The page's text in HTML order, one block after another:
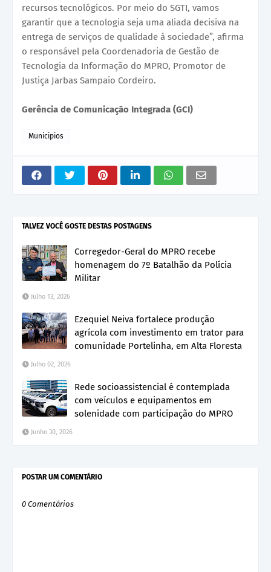
recursos tecnológicos. Por meio do SGTI, vamos
garantir que a tecnologia seja uma aliada decisiva na
entrega de serviços de qualidade à sociedade”, afirma
o responsável pela Coordenadoria de Gestão de
Tecnologia da Informação do MPRO, Promotor de
Justiça Jarbas Sampaio Cordeiro.
Gerência de Comunicação Integrada (GCI)
Municipios
TALVEZ VOCÊ GOSTE DESTAS POSTAGENS
Corregedor-Geral do MPRO recebe
homenagem do 7º Batalhão da Polícia
Militar
Julho 13, 2026
Ezequiel Neiva fortalece produção
agrícola com investimento em trator para
comunidade Portelinha, em Alta Floresta
Julho 02, 2026
Rede socioassistencial é contemplada
com veículos e equipamentos em
solenidade com participação do MPRO
Junho 30, 2026
POSTAR UM COMENTÁRIO
0 Comentários